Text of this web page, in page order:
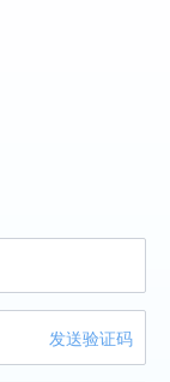
发送验证码